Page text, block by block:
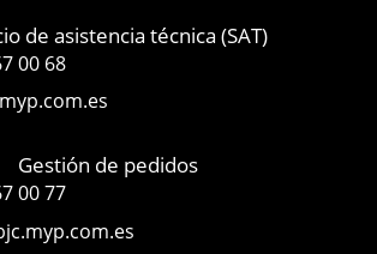
de asistencia técnica (SAT)
00 68
Gestión de pedidos
00 77